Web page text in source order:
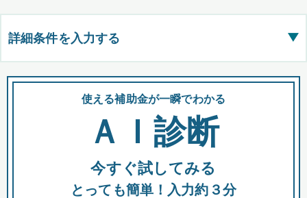
詳細条件を入力する ▶
都道府県
全国の検索結果を含めて表示
助成金 融資 出資
使える補助金が一瞬でわかる
ＡＩ診断
今すぐ試してみる
とっても簡単！入力約３分